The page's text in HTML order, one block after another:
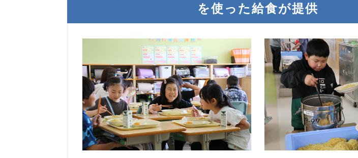
を使った給食が提供